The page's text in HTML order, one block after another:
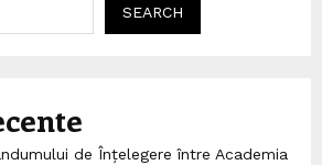
SEARCH
de Înțelegere între Academia